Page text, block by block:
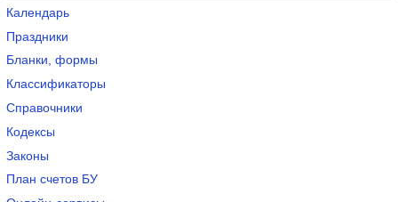
Календарь
Праздники
Бланки, формы
Классификаторы
Справочники
Кодексы
Законы
План счетов БУ